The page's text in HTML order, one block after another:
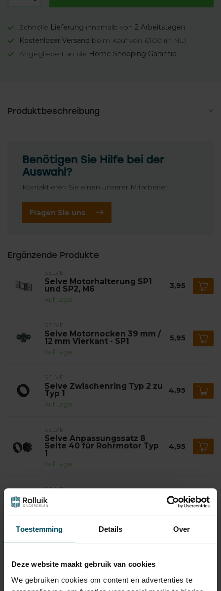
Toestemming Details Over
Deze website maakt gebruik van cookies
We gebruiken cookies om content en advertenties te
Schnelle Lieferung innerhalb von 2 Arbeitstagen
Kostenloser Versand beim Kauf von €100 (in NL)
Angegliedert an die Home Shopping Garantie
Produktbeschreibung
Benötigen Sie Hilfe bei der
Auswahl?
Kontaktieren Sie einen unserer Mitarbeiter
Fragen Sie uns
Ergänzende Produkte
SELVE
Selve Motorhalterung SP1
und SP2, M6
Auf Lager
3,95
SELVE
Selve Motornocken 39 mm /
12 mm Vierkant - SP1
Auf Lager
5,95
SELVE
Selve Zwischenring Typ 2 zu
Typ 1
Auf Lager
4,95
SELVE
Selve Anpassungssatz 8
Seite 40 für Rohrmotor Typ
1
Auf Lager
4,95
SELVE
Selve Anpassungssatz Ø
40x1,5 mm für Rohrmotor 4,95
40x1 mm für Rohrmotor Typ
Auf Lager